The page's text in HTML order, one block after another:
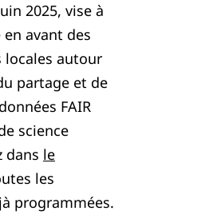
2025, vise à
avant des
locales autour
partage et de
FAIR
science
dans le
les
programmées.